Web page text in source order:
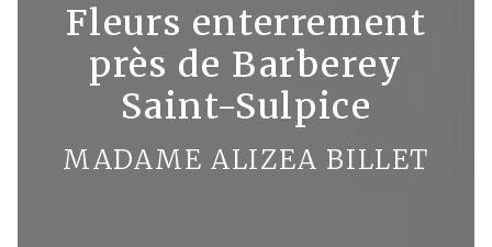
Fleurs enterrement
près de Barberey
Saint-Sulpice
MADAME ALIZEA BILLET